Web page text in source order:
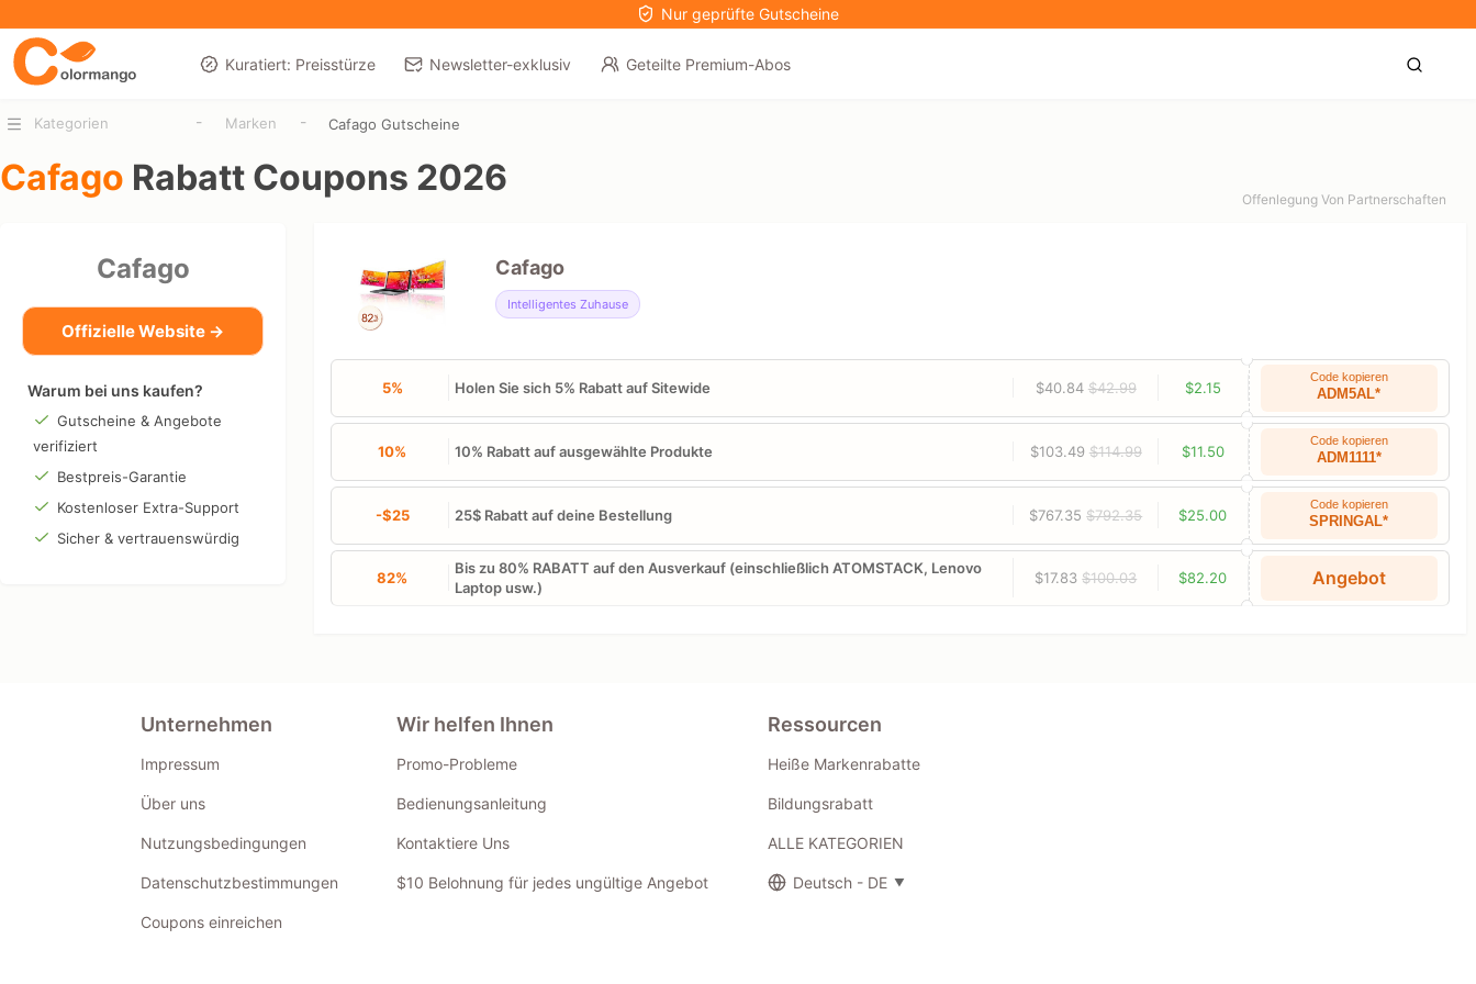
Nur geprüfte Gutscheine
Kuratiert: Preisstürze Newsletter-exklusiv Geteilte Premium-Abos
Kategorien - Marken - Cafago Gutscheine
Cafago Rabatt Coupons 2026
Offenlegung Von Partnerschaften
Cafago
Offizielle Website →
Warum bei uns kaufen?
Gutscheine & Angebote
verifiziert
Bestpreis-Garantie
Kostenloser Extra-Support
Sicher & vertrauenswürdig
Cafago
Intelligentes Zuhause
5% Holen Sie sich 5% Rabatt auf Sitewide $40.84 $42.99 $2.15
Code kopieren
ADM5AL*
10% 10% Rabatt auf ausgewählte Produkte $103.49 $114.99 $11.50
Code kopieren
ADM1111*
-$25 25$ Rabatt auf deine Bestellung $767.35$792.35 $25.00
Code kopieren
SPRINGAL*
82%
Bis zu 80% RABATT auf den Ausverkauf (einschließlich ATOMSTACK, Lenovo
Laptop usw.)
$17.83$100.03 $82.20 Angebot
Unternehmen
Impressum
Über uns
Nutzungsbedingungen
Datenschutzbestimmungen
Coupons einreichen
Wir helfen Ihnen
Promo-Probleme
Bedienungsanleitung
Kontaktiere Uns
$10 Belohnung für jedes ungültige Angebot
Ressourcen
Heiße Markenrabatte
Bildungsrabatt
ALLE KATEGORIEN
Deutsch - DE